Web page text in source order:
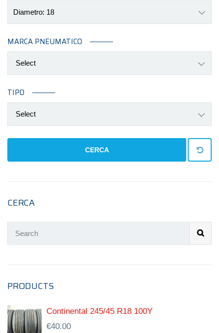
Diametro: 18
MARCA PNEUMATICO
Select
TIPO
Select
CERCA
CERCA
PRODUCTS
Continental 245/45 R18 100Y
€40.00